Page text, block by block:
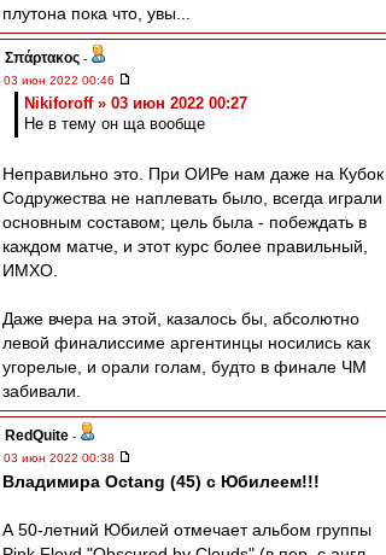
плутона пока что, увы...
Σπάρτακος -
03 июн 2022 00:46
Nikiforoff » 03 июн 2022 00:27
Не в тему он ща вообще
Неправильно это. При ОИРе нам даже на Кубок
Содружества не наплевать было, всегда играли
основным составом; цель была - побеждать в
каждом матче, и этот курс более правильный,
ИМХО.
Даже вчера на этой, казалось бы, абсолютно
левой финалиссиме аргентинцы носились как
угорелые, и орали голам, будто в финале ЧМ
забивали.
RedQuite -
03 июн 2022 00:38
Владимира Octang (45) с Юбилеем!!!
А 50-летний Юбилей отмечает альбом группы